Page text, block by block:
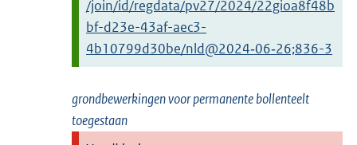
/join/id/regdata/pv27/2024/22gioa8f48b
bf-d23e-43af-aec3-
4b10799d30be/nld@2024‑06‑26;836-3
grondbewerkingen voor permanente bollenteelt
toegestaan